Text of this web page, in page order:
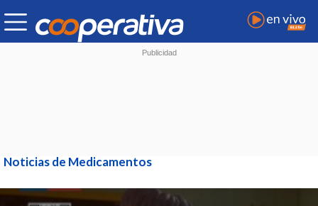
Noticias de Medicamentos